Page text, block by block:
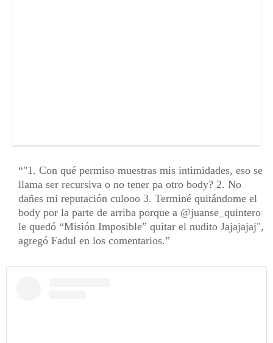
"1. Con qué permiso muestras mis intimidades, eso se
llama ser recursiva o no tener pa otro body? 2. No
dañes mi reputación culooo 3. Terminé quitándome el
body por la parte de arriba porque a @juanse_quintero
le quedó “Misión Imposible” quitar el nudito Jajajajaj",
agregó Fadul en los comentarios.